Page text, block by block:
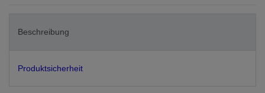
Beschreibung
Produktsicherheit